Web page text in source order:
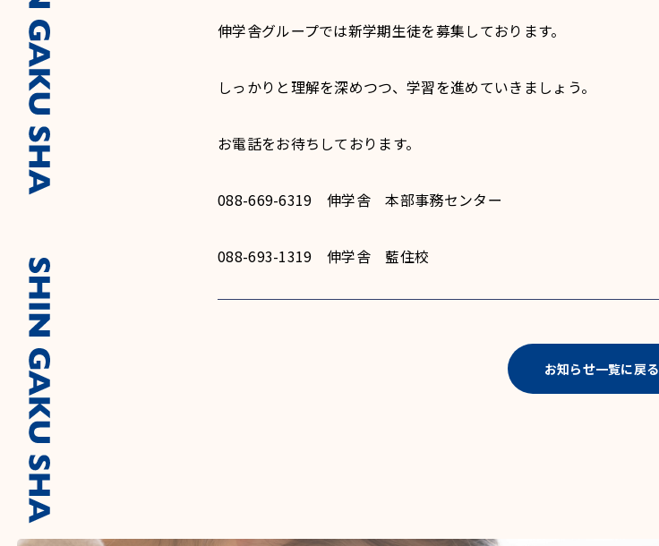
伸学舎グループでは新学期生徒を募集しております。
しっかりと理解を深めつつ、学習を進めていきましょう。
お電話をお待ちしております。
088-669-6319 伸学舎 本部事務センター
088-693-1319 伸学舎 藍住校
お知らせ一覧に戻る